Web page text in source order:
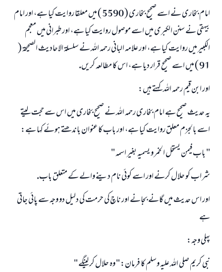
امام بخارى نے اسے صحيح بخارى ( 5590 ) ميں معلقا روايت كيا ہے، اور امام
بيہقى نے سنن الكبرى ميں اسے موصول روايت كيا ہے، اور طبرانى ميں معجم
الكبير ميں روايت كيا ہے، اور علامہ البانى رحمہ اللہ نے سلسلۃ الاحاديث الصحيحۃ (
91 ) ميں اسے صحيح قرار ديا ہے، اس كا مطالعہ كريں.
اور ابن قيم رحمہ اللہ كہتے ہيں:
يہ حديث صحيح ہے امام بخارى رحمہ اللہ نے صحيح بخارى ميں اس سے حجت ليتے
اسے بالجزم معلق روايت كيا ہے، اور باب كا عنوان باندھتے ہوئے كہا ہے:
" باب فيمن يستحل الخمر و يسميہ بغير اسمہ "
شراب كو حلال كرنے اور اسے كوئى نام دينے والے كے متعلق باب.
اور اس حديث ميں گانے بجانے اور ناچ كى حرمت كى دليل دو وجہ سے پائى جاتى
ہے
پہلى وجہ:
نبى كريم صلى اللہ عليہ وسلم كا فرمان: " وہ حلال كر لينگے "